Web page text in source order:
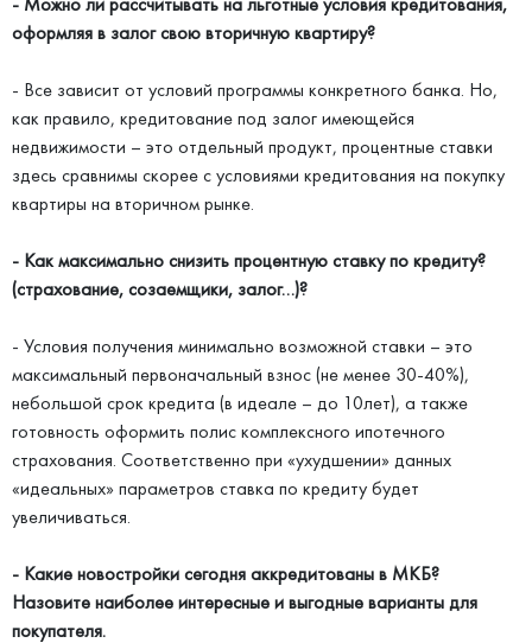
оформляя в залог свою вторичную квартиру?
- Все зависит от условий программы конкретного банка. Но,
как правило, кредитование под залог имеющейся
недвижимости – это отдельный продукт, процентные ставки
здесь сравнимы скорее с условиями кредитования на покупку
квартиры на вторичном рынке.
- Как максимально снизить процентную ставку по кредиту?
(страхование, созаемщики, залог…)?
- Условия получения минимально возможной ставки – это
максимальный первоначальный взнос (не менее 30-40%),
небольшой срок кредита (в идеале – до 10лет), а также
готовность оформить полис комплексного ипотечного
страхования. Соответственно при «ухудшении» данных
«идеальных» параметров ставка по кредиту будет
увеличиваться.
- Какие новостройки сегодня аккредитованы в МКБ?
Назовите наиболее интересные и выгодные варианты для
покупателя.